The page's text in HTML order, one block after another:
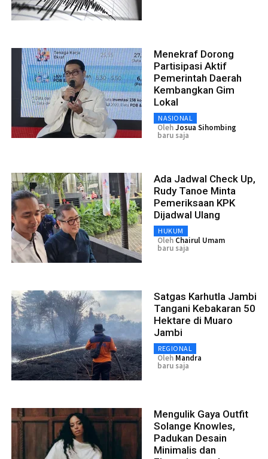
Menekraf Dorong
Partisipasi Aktif
Pemerintah Daerah
Kembangkan Gim
Lokal
NASIONAL
OlehJosua Sihombing
baru saja
Ada Jadwal Check Up,
Rudy Tanoe Minta
Pemeriksaan KPK
Dijadwal Ulang
HUKUM
Oleh Chairul Umam
baru saja
Satgas Karhutla Jambi
Tangani Kebakaran 50
Hektare di Muaro
Jambi
REGIONAL
Oleh Mandra
baru saja
Mengulik Gaya Outfit
Solange Knowles,
Padukan Desain
Minimalis dan